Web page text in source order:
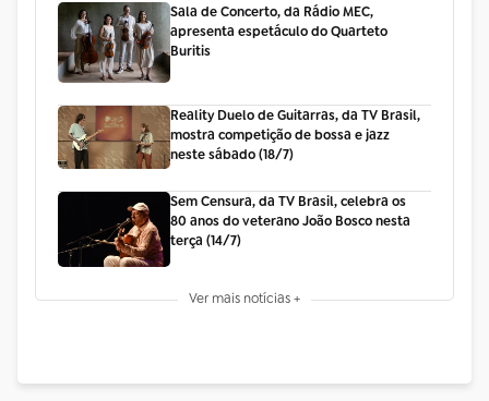
Sala de Concerto, da Rádio MEC,
apresenta espetáculo do Quarteto
Buritis
Reality Duelo de Guitarras, da TV Brasil,
mostra competição de bossa e jazz
neste sábado (18/7)
Sem Censura, da TV Brasil, celebra os
80 anos do veterano João Bosco nesta
terça (14/7)
Ver mais notícias +